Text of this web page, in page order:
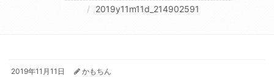
2019y11m11d_214902591
2019年11月11日 かもちん